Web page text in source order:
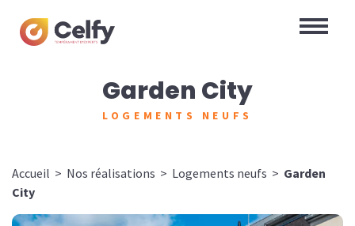
Garden City
LOGEMENTS NEUFS
Accueil > Nos réalisations > Logements neufs > Garden
City